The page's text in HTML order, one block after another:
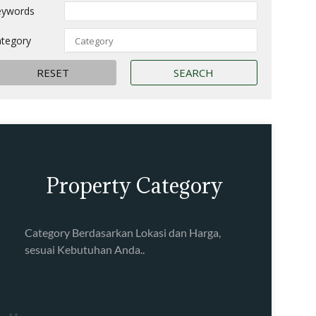
Property Category
Category Berdasarkan Lokasi dan Harga,
sesuai Kebutuhan Anda..